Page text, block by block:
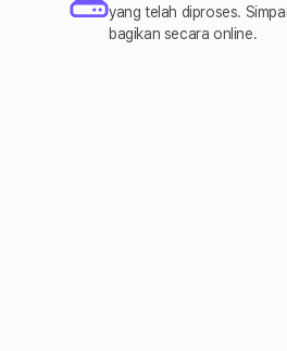
yang telah diproses.
bagikan secara online.